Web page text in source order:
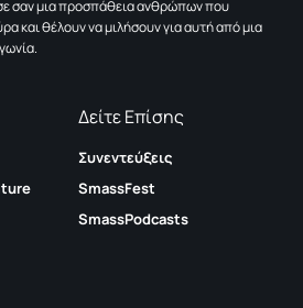
σαν μια προσπάθεια ανθρώπων που
και θέλουν να μιλήσουν για αυτή από μια
Δείτε Επίσης
Συνεντεύξεις
SmassFest
SmassPodcasts